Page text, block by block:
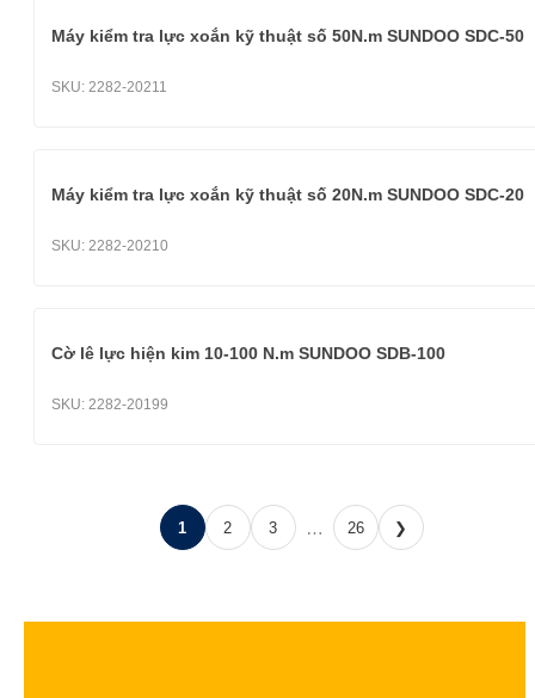
Máy kiểm tra lực xoắn kỹ thuật số 50N.m SUNDOO SDC-50
SKU: 2282-20211
Máy kiểm tra lực xoắn kỹ thuật số 20N.m SUNDOO SDC-20
SKU: 2282-20210
Cờ lê lực hiện kim 10-100 N.m SUNDOO SDB-100
SKU: 2282-20199
1 2 3 … 26 ❯